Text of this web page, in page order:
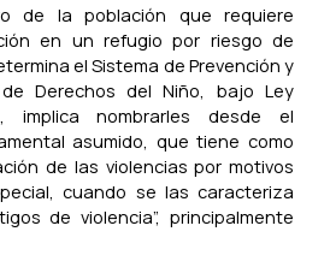
de la población que requiere
en un refugio por riesgo de
el Sistema de Prevención y
Derechos del Niño, bajo Ley
implica nombrarles desde el
asumido, que tiene como
de las violencias por motivos
cuando se las caracteriza
de violencia”, principalmente